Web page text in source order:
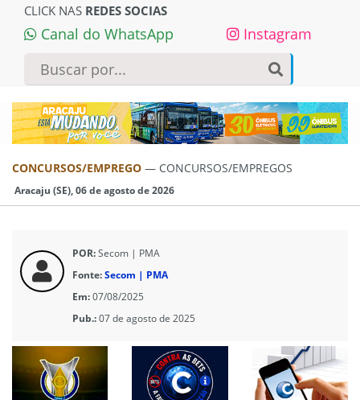
CLICK NAS REDES SOCIAS
Canal do WhatsApp Instagram
CONCURSOS/EMPREGO — CONCURSOS/EMPREGOS
Aracaju (SE), 06 de agosto de 2026
POR:Secom | PMA
Fonte:Secom | PMA
Em:07/08/2025
Pub.:07 de agosto de 2025